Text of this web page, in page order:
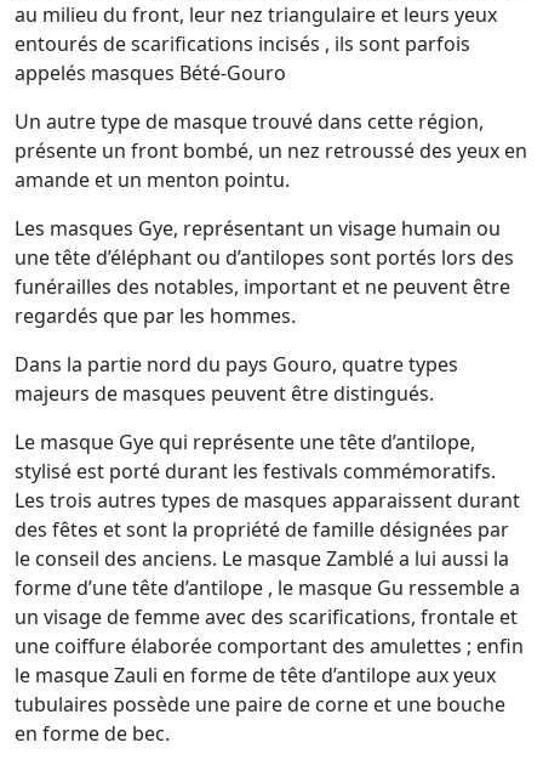
au milieu du front, leur nez triangulaire et leurs yeux
entourés de scarifications incisés , ils sont parfois
appelés masques Bété-Gouro
Un autre type de masque trouvé dans cette région,
présente un front bombé, un nez retroussé des yeux en
amande et un menton pointu.
Les masques Gye, représentant un visage humain ou
une tête d’éléphant ou d’antilopes sont portés lors des
funérailles des notables, important et ne peuvent être
regardés que par les hommes.
Dans la partie nord du pays Gouro, quatre types
majeurs de masques peuvent être distingués.
Le masque Gye qui représente une tête d’antilope,
stylisé est porté durant les festivals commémoratifs.
Les trois autres types de masques apparaissent durant
des fêtes et sont la propriété de famille désignées par
le conseil des anciens. Le masque Zamblé a lui aussi la
forme d’une tête d’antilope , le masque Gu ressemble a
un visage de femme avec des scarifications, frontale et
une coiffure élaborée comportant des amulettes ; enfin
le masque Zauli en forme de tête d’antilope aux yeux
tubulaires possède une paire de corne et une bouche
en forme de bec.